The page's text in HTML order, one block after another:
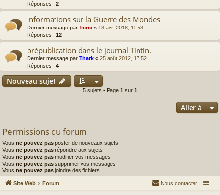
Réponses : 2
Informations sur la Guerre des Mondes
Dernier message par freric « 13 avr. 2018, 11:53
Réponses : 12
prépublication dans le journal Tintin.
Dernier message par Thark « 25 août 2012, 17:52
Réponses : 4
Nouveau sujet
5 sujets • Page 1 sur 1
Aller à
Permissions du forum
Vous ne pouvez pas poster de nouveaux sujets
Vous ne pouvez pas répondre aux sujets
Vous ne pouvez pas modifier vos messages
Vous ne pouvez pas supprimer vos messages
Vous ne pouvez pas joindre des fichiers
Site Web Forum Nous contacter